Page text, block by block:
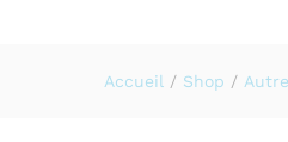
Accueil / Shop /